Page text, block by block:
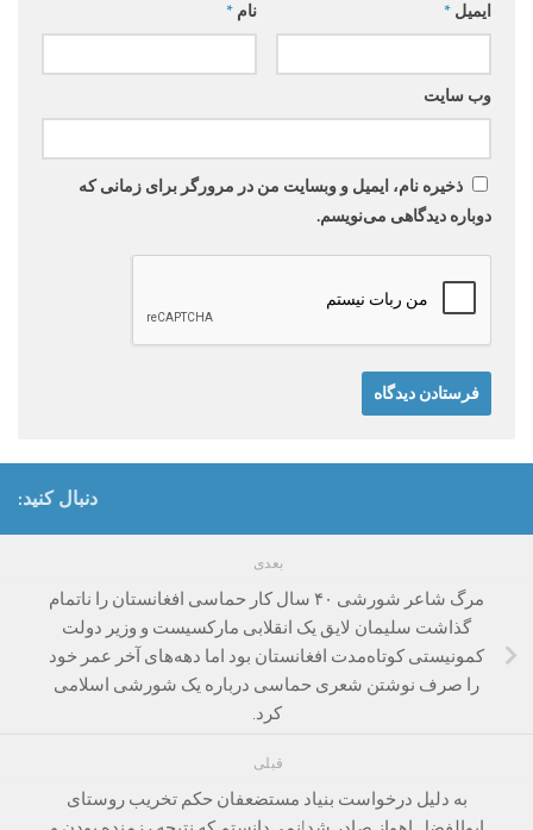
نام * ایمیل *
وب‌ سایت
ذخیره نام، ایمیل و وبسایت من در مرورگر برای زمانی که
دوباره دیدگاهی می‌نویسم.
دنبال کنید:
بعدی
مرگ شاعر شورشی ۴۰ سال کار حماسی افغانستان را ناتمام
گذاشت سلیمان لایق یک انقلابی مارکسیست و وزیر دولت
کمونیستی کوتاه‌مدت افغانستان بود اما دهه‌های آخر عمر خود
را صرف نوشتن شعری حماسی درباره یک شورشی اسلامی
کرد.
قبلی
به دلیل درخواست بنیاد مستضعفان حکم تخریب روستای